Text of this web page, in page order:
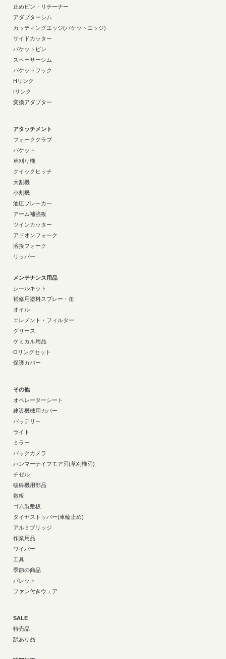
止めピン・リテーナー
アダプターシム
カッティングエッジ(バケットエッジ)
サイドカッター
バケットピン
スペーサーシム
バケットフック
Hリンク
Iリンク
変換アダプター
アタッチメント
フォーククラブ
バケット
草刈り機
クイックヒッチ
大割機
小割機
油圧ブレーカー
アーム補強板
ツインカッター
アドオンフォーク
溶接フォーク
リッパー
メンテナンス用品
シールキット
補修用塗料スプレー・缶
オイル
エレメント・フィルター
グリース
ケミカル用品
Oリングセット
保護カバー
その他
オペレーターシート
建設機械用カバー
バッテリー
ライト
ミラー
バックカメラ
ハンマーナイフモア刃(草刈機刃)
チゼル
破砕機用部品
敷板
ゴム製敷板
タイヤストッパー(車輪止め)
アルミブリッジ
作業用品
ワイパー
工具
季節の商品
パレット
ファン付きウェア
SALE
特売品
訳あり品